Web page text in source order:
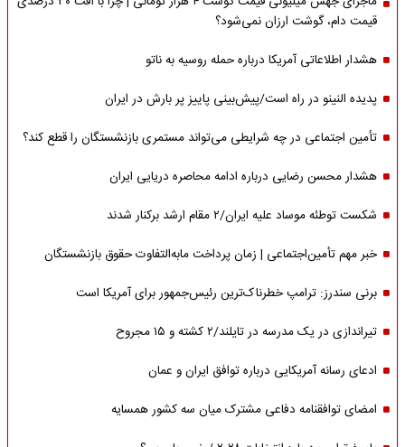
قیمت دام، گوشت ارزان نمی‌شود؟
هشدار اطلاعاتی آمریکا درباره حمله روسیه به ناتو
پدیده النینو در راه است/پیش‌بینی پاییز پر بارش در ایران
تأمین اجتماعی در چه شرایطی می‌تواند مستمری بازنشستگان را قطع کند؟
هشدار محسن رضایی درباره ادامه محاصره دریایی ایران
شکست توطئه موساد علیه ایران/۲ مقام‌ ارشد برکنار شدند
خبر مهم تأمین‌اجتماعی | زمان پرداخت مابه‌التفاوت حقوق بازنشستگان
برنی سندرز: ترامپ خطرناک‌ترین رئیس‌جمهور برای آمریکا است
تیراندازی در یک مدرسه در تایلند/۲ کشته و ۱۵ مجروح
ادعای رسانه آمریکایی درباره توافق ایران و عمان
امضای توافقنامه دفاعی مشترک میان سه کشور همسایه